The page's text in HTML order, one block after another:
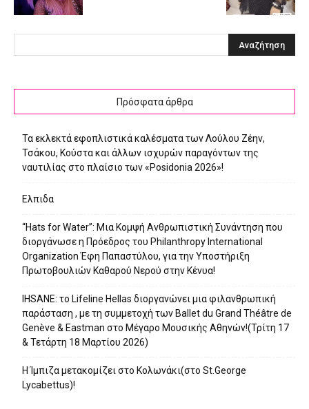
Πρόσφατα άρθρα
Τα εκλεκτά εφοπλιστικά καλέσματα των Λούλου Ζέην,
Τσάκου, Κούστα και άλλων ισχυρών παραγόντων της
ναυτιλίας στο πλαίσιο των «Posidonia 2026»!
Ελπιδα
“Hats for Water”: Μια Κομψή Ανθρωπιστική Συνάντηση που
διοργάνωσε η Πρόεδρος του Philanthropy International
Organization Έφη Παπαστύλου, για την Υποστήριξη
Πρωτοβουλιών Καθαρού Νερού στην Κένυα!
IHSANE: το Lifeline Hellas διοργανώνει μια φιλανθρωπική
παράσταση , με τη συμμετοχή των Ballet du Grand Théâtre de
Genève & Eastman στο Μέγαρο Μουσικής Αθηνών!(Τρίτη 17
& Τετάρτη 18 Μαρτίου 2026)
Η Ίμπιζα μετακομίζει στο Κολωνάκι(στο St.George
Lycabettus)!